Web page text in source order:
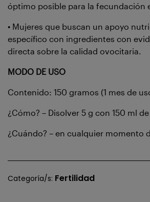
óptimo posible para la fecundación
• Mujeres que buscan un apoyo
específico con ingredientes con
directa sobre la calidad ovocitaria.
MODO DE USO
Contenido: 150 gramos (1 mes de
¿Cómo? – Disolver 5 g con 150 ml
¿Cuándo? – en cualquier momento
Categoría/s: Fertilidad